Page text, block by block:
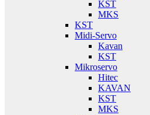
KST
MKS
KST
Midi-Servo
Kavan
KST
Mikroservo
Hitec
KAVAN
KST
MKS